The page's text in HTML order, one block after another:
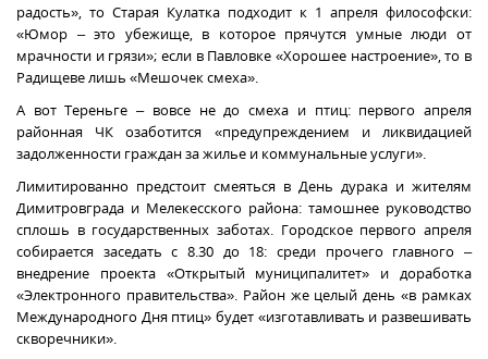
радость», то Старая Кулатка подходит к 1 апреля философски:
«Юмор – это убежище, в которое прячутся умные люди от
мрачности и грязи»; если в Павловке «Хорошее настроение», то в
Радищеве лишь «Мешочек смеха».
А вот Тереньге – вовсе не до смеха и птиц: первого апреля
районная ЧК озаботится «предупреждением и ликвидацией
задолженности граждан за жилье и коммунальные услуги».
Лимитированно предстоит смеяться в День дурака и жителям
Димитровграда и Мелекесского района: тамошнее руководство
сплошь в государственных заботах. Городское первого апреля
собирается заседать с 8.30 до 18: среди прочего главного –
внедрение проекта «Открытый муниципалитет» и доработка
«Электронного правительства». Район же целый день «в рамках
Международного Дня птиц» будет «изготавливать и развешивать
скворечники».